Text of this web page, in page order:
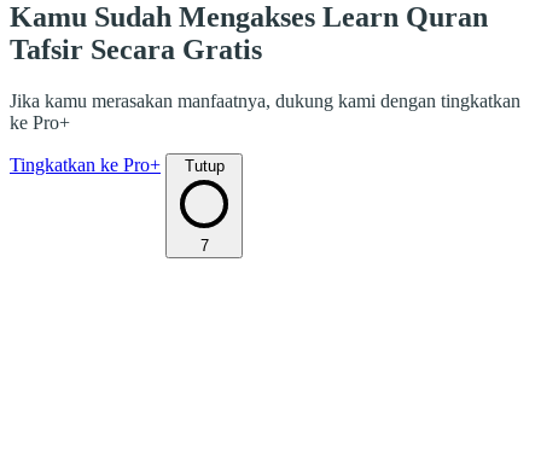
Kamu Sudah Mengakses Learn Quran
Tafsir Secara Gratis
Jika kamu merasakan manfaatnya, dukung kami dengan tingkatkan
ke Pro+
Tingkatkan ke Pro+ Tutup
7